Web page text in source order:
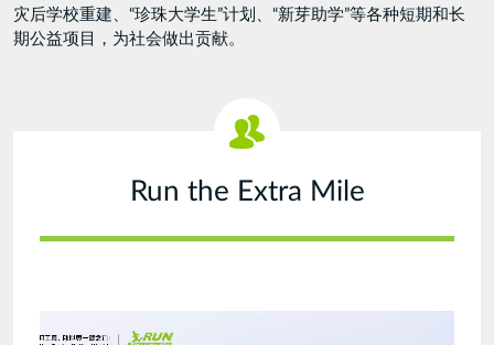
Search
搜
灾后学校重建、“珍珠大学生”计划、“新芽助学”等各种短期和长
期公益项目，为社会做出贡献。
Run the Extra Mile